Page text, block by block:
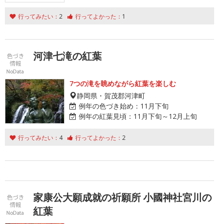
行ってみたい： 2 行ってよかった： 1
河津七滝の紅葉
7つの滝を眺めながら紅葉を楽しむ
静岡県・賀茂郡河津町
例年の色づき始め： 11月下旬
例年の紅葉見頃： 11月下旬～12月上旬
行ってみたい： 4 行ってよかった： 2
家康公大願成就の祈願所 小國神社宮川の
紅葉